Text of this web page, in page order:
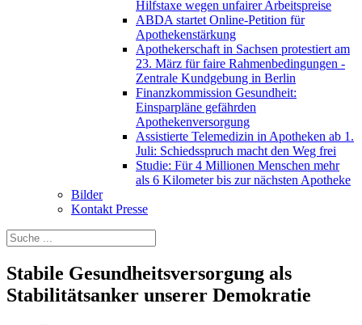
Hilfstaxe wegen unfairer Arbeitspreise
ABDA startet Online-Petition für
Apothekenstärkung
Apothekerschaft in Sachsen protestiert am
23. März für faire Rahmenbedingungen -
Zentrale Kundgebung in Berlin
Finanzkommission Gesundheit:
Einsparpläne gefährden
Apothekenversorgung
Assistierte Telemedizin in Apotheken ab 1.
Juli: Schiedsspruch macht den Weg frei
Studie: Für 4 Millionen Menschen mehr
als 6 Kilometer bis zur nächsten Apotheke
Bilder
Kontakt Presse
Stabile Gesundheitsversorgung als
Stabilitätsanker unserer Demokratie